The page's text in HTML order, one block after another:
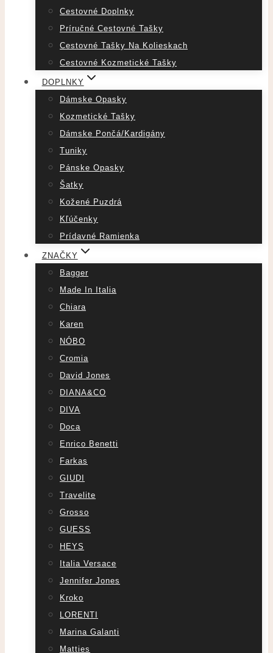
Cestovné Doplnky
Príručné Cestovné Tašky
Cestovné Tašky Na Kolieskach
Cestovné Kozmetické Tašky
DOPLNKY
Dámske Opasky
Kozmetické Tašky
Dámske Pončá/Kardigány
Tuniky
Pánske Opasky
Šatky
Kožené Puzdrá
Kľúčenky
Prídavné Ramienka
ZNAČKY
Bagger
Made In Italia
Chiara
Karen
NÓBO
Cromia
David Jones
DIANA&CO
DIVA
Doca
Enrico Benetti
Farkas
GIUDI
Travelite
Grosso
GUESS
HEYS
Italia Versace
Jennifer Jones
Kroko
LORENTI
Marina Galanti
Matties